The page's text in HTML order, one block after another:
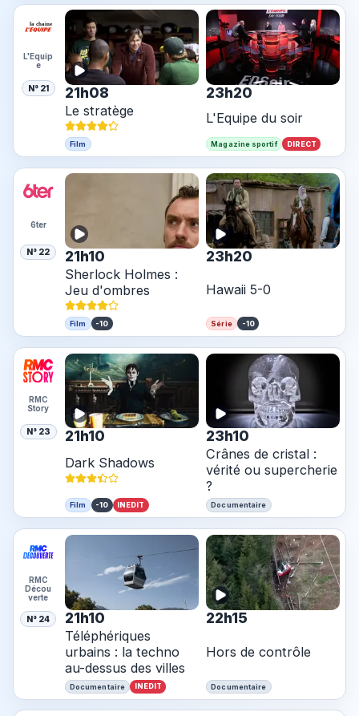
L'Equip
e
N° 21 21h08
Le stratège
Film
23h20
L'Equipe du soir
Magazine sportif DIRECT
6ter
N° 22 21h10
Sherlock Holmes :
Jeu d'ombres
Film -10
23h20
Hawaii 5-0
Série -10
RMC
Story
N° 23 21h10
Dark Shadows
Film -10 INEDIT
23h10
Crânes de cristal :
vérité ou supercherie
?
Documentaire
RMC
Décou
verte
N° 24 21h10
Téléphériques
urbains : la techno
au-dessus des villes
Documentaire INEDIT
22h15
Hors de contrôle
Documentaire